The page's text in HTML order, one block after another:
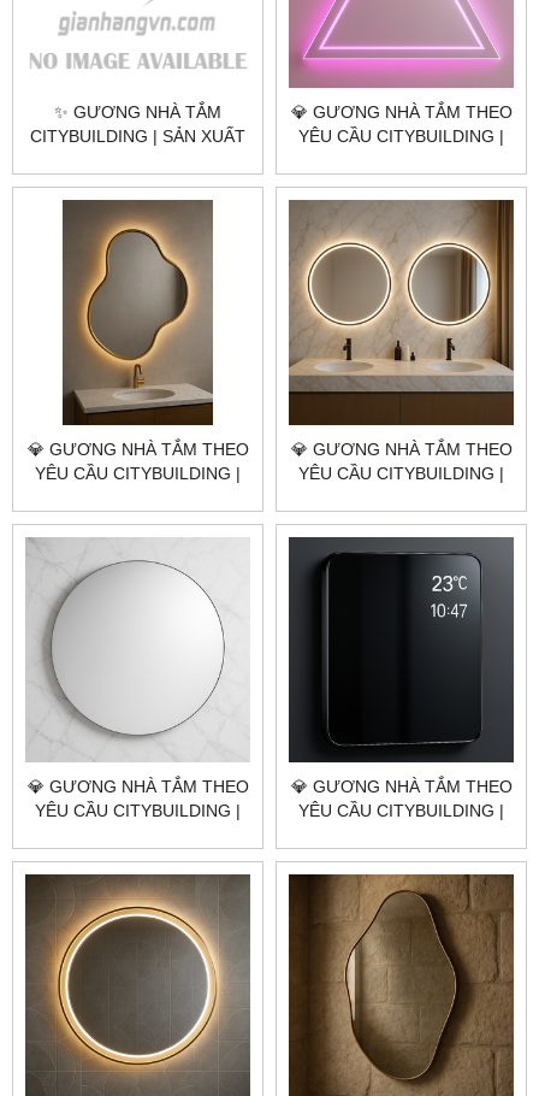
✨ GƯƠNG NHÀ TẮM
CITYBUILDING | SẢN XUẤT
CHỐNG ẨM, SANG TRỌNG,
💎 GƯƠNG NHÀ TẮM THEO
YÊU CẦU CITYBUILDING |
GIÁ GƯƠNG NHÀ TẮM TP.
THỦ ĐỨC TP.HCM
💎 GƯƠNG NHÀ TẮM THEO
YÊU CẦU CITYBUILDING |
GIÁ GƯƠNG NHÀ TẮM
💎 GƯƠNG NHÀ TẮM THEO
YÊU CẦU CITYBUILDING |
GIÁ GƯƠNG NHÀ TẮM
💎 GƯƠNG NHÀ TẮM THEO
YÊU CẦU CITYBUILDING |
GIÁ GƯƠNG NHÀ TẮM
HUYỆN CỦ CHI TP.HCM
💎 GƯƠNG NHÀ TẮM THEO
YÊU CẦU CITYBUILDING |
GIÁ GƯƠNG NHÀ TẮM
HUYỆN HÓC MÔN TP.HCM